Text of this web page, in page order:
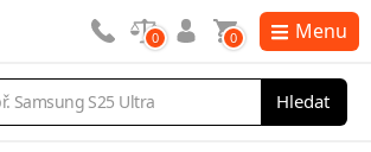
Hledat
0 0 Menu